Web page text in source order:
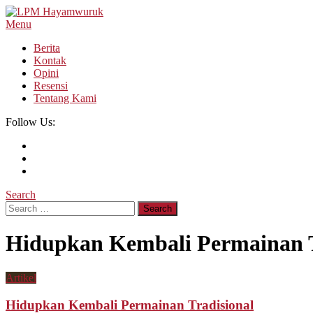
Skip
To
Menu
Berita
Kontak
Opini
Resensi
Tentang Kami
Follow Us:
Search
Search
for:
Hidupkan Kembali Permainan
Artikel
Hidupkan Kembali Permainan Tradisional